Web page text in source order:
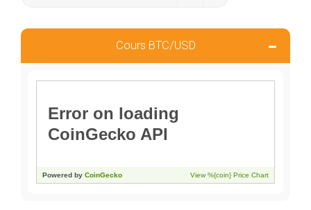
Cours BTC/USD